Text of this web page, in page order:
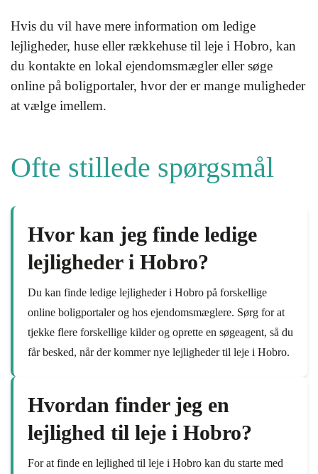
Hvis du vil have mere information om ledige
lejligheder, huse eller rækkehuse til leje i Hobro, kan
du kontakte en lokal ejendomsmægler eller søge
online på boligportaler, hvor der er mange muligheder
at vælge imellem.
Ofte stillede spørgsmål
Hvor kan jeg finde ledige
lejligheder i Hobro?
Du kan finde ledige lejligheder i Hobro på forskellige
online boligportaler og hos ejendomsmæglere. Sørg for at
tjekke flere forskellige kilder og oprette en søgeagent, så du
får besked, når der kommer nye lejligheder til leje i Hobro.
Hvordan finder jeg en
lejlighed til leje i Hobro?
For at finde en lejlighed til leje i Hobro kan du starte med